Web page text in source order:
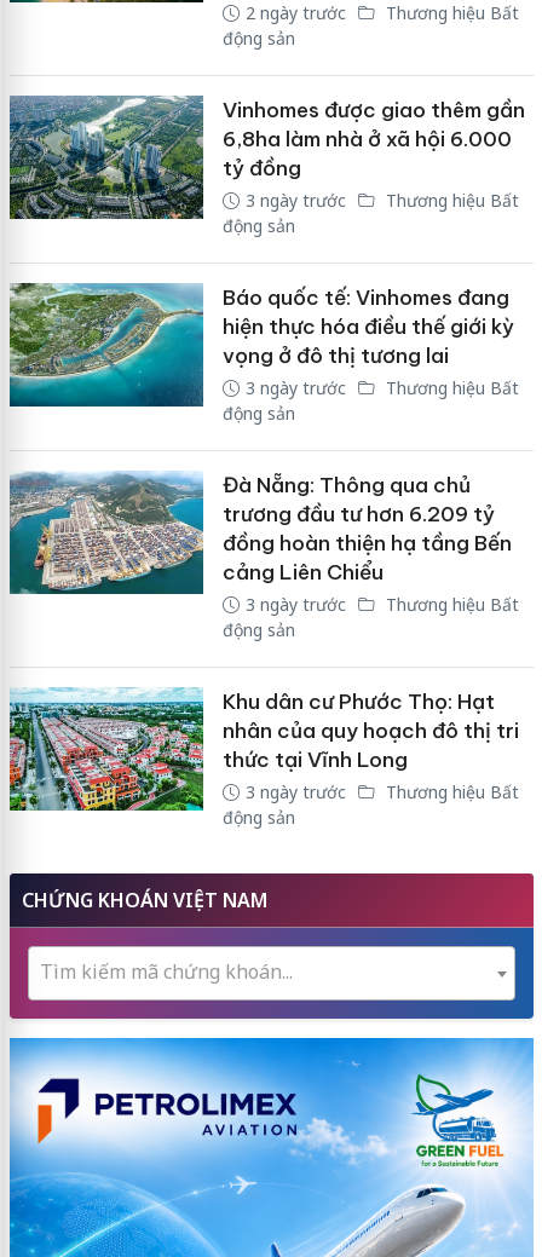
2 ngày trước
Thương hiệu Bất
động sản
Vinhomes được giao thêm gần
6,8ha làm nhà ở xã hội 6.000
tỷ đồng
3 ngày trước
Thương hiệu Bất
động sản
Báo quốc tế: Vinhomes đang
hiện thực hóa điều thế giới kỳ
vọng ở đô thị tương lai
3 ngày trước
Thương hiệu Bất
động sản
Đà Nẵng: Thông qua chủ
trương đầu tư hơn 6.209 tỷ
đồng hoàn thiện hạ tầng Bến
cảng Liên Chiểu
3 ngày trước
Thương hiệu Bất
động sản
Khu dân cư Phước Thọ: Hạt
nhân của quy hoạch đô thị tri
thức tại Vĩnh Long
3 ngày trước
Thương hiệu Bất
động sản
CHỨNG KHOÁN VIỆT NAM
Tìm kiếm mã chứng khoán...